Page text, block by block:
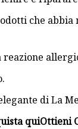
che abbia
reazione
di La
quiOttieni